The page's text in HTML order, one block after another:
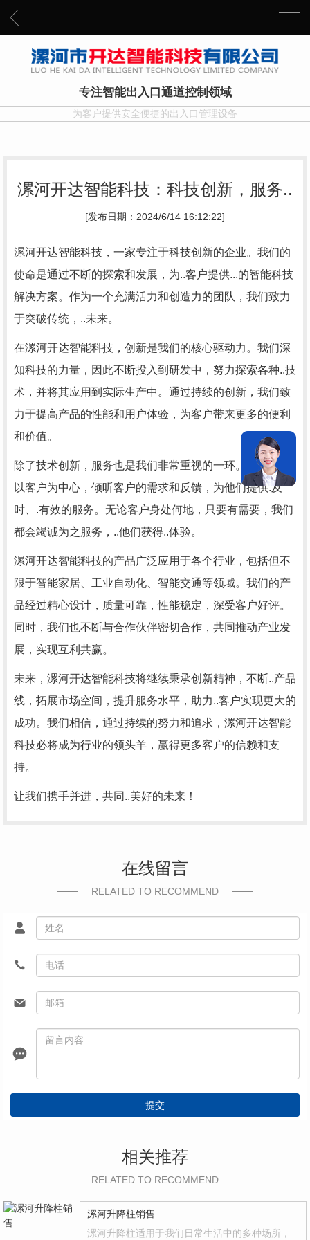
专注智能出入口通道控制领域
为客户提供安全便捷的出入口管理设备
漯河开达智能科技：科技创新，服务..
[发布日期：2024/6/14 16:12:22]
漯河开达智能科技，一家专注于科技创新的企业。我们的
使命是通过不断的探索和发展，为..客户提供...的智能科技
解决方案。作为一个充满活力和创造力的团队，我们致力
于突破传统，..未来。
在漯河开达智能科技，创新是我们的核心驱动力。我们深
知科技的力量，因此不断投入到研发中，努力探索各种..技
术，并将其应用到实际生产中。通过持续的创新，我们致
力于提高产品的性能和用户体验，为客户带来更多的便利
和价值。
除了技术创新，服务也是我们非常重视的一环。我们始终
以客户为中心，倾听客户的需求和反馈，为他们提供.及
时、.有效的服务。无论客户身处何地，只要有需要，我们
都会竭诚为之服务，..他们获得..体验。
漯河开达智能科技的产品广泛应用于各个行业，包括但不
限于智能家居、工业自动化、智能交通等领域。我们的产
品经过精心设计，质量可靠，性能稳定，深受客户好评。
同时，我们也不断与合作伙伴密切合作，共同推动产业发
展，实现互利共赢。
未来，漯河开达智能科技将继续秉承创新精神，不断..产品
线，拓展市场空间，提升服务水平，助力..客户实现更大的
成功。我们相信，通过持续的努力和追求，漯河开达智能
科技必将成为行业的领头羊，赢得更多客户的信赖和支
持。
让我们携手并进，共同..美好的未来！
在线留言
RELATED TO RECOMMEND
提交
相关推荐
RELATED TO RECOMMEND
漯河升降柱销售
漯河升降柱适用于我们日常生活中的多种场所，